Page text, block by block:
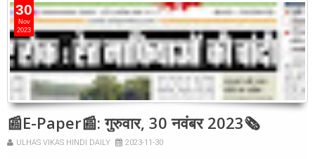
30
Nov
2023
📰E-Paper📰: गुरुवार, 30 नवंबर 2023🗞
ULHAS VIKAS HINDI DAILY 2023-11-30